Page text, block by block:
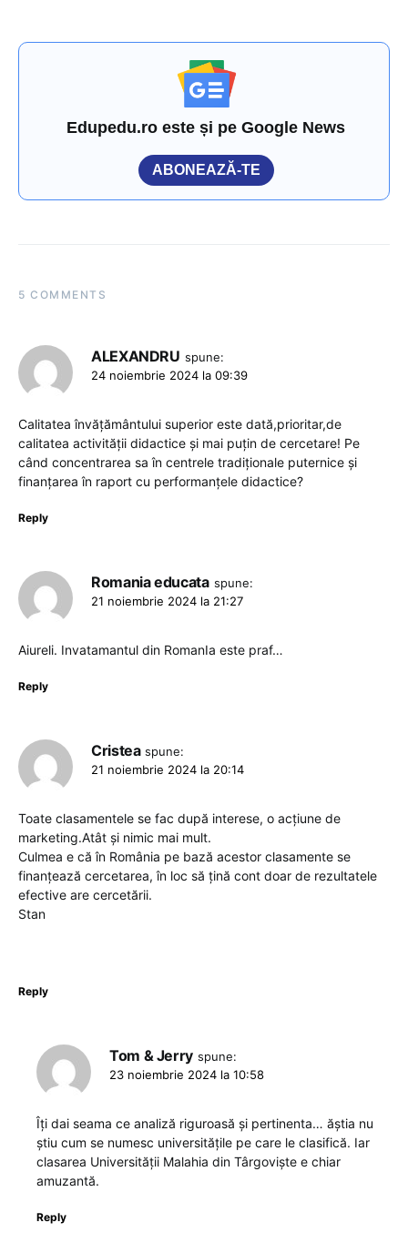
Edupedu.ro este și pe Google News
ABONEAZĂ-TE
5 COMMENTS
ALEXANDRU spune:
24 noiembrie 2024 la 09:39
Calitatea învățământului superior este dată,prioritar,de
calitatea activității didactice și mai puțin de cercetare! Pe
când concentrarea sa în centrele tradiționale puternice și
finanțarea în raport cu performanțele didactice?
Reply
Romania educata spune:
21 noiembrie 2024 la 21:27
Aiureli. Invatamantul din RomanIa este praf…
Reply
Cristea spune:
21 noiembrie 2024 la 20:14
Toate clasamentele se fac după interese, o acțiune de
marketing.Atât și nimic mai mult.
Culmea e că în România pe bază acestor clasamente se
finanțează cercetarea, în loc să țină cont doar de rezultatele
efective are cercetării.
Stan
Reply
Tom & Jerry spune:
23 noiembrie 2024 la 10:58
Îți dai seama ce analiză riguroasă și pertinenta… ăștia nu
știu cum se numesc universitățile pe care le clasifică. Iar
clasarea Universității Malahia din Târgoviște e chiar
amuzantă.
Reply